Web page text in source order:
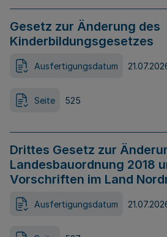
Gesetz zur Änderung des
Kinderbildungsgesetzes
Ausfertigungsdatum
Seite 525
Drittes Gesetz zur
Landesbauordnung 2018
Vorschriften im Land
Ausfertigungsdatum